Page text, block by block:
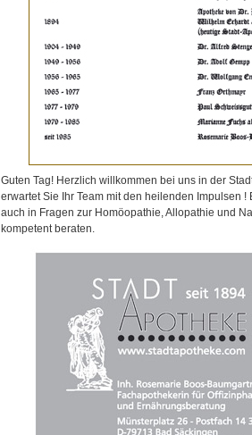
Guten Tag! Herzlich willkommen bei uns in der
erwartet Sie Ihr Team mit den heilenden Impulsen !
auch in Fragen zur Homöopathie, Allopathie und
kompetent beraten.